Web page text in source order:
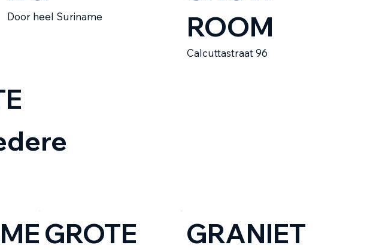
Door heel Suriname
ROOM
Calcuttastraat 96
GROTE
GRANIET